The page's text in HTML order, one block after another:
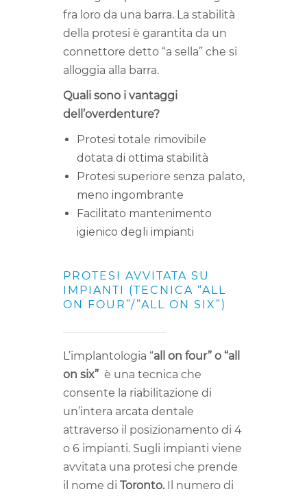
fra loro da una barra. La stabilità
della protesi è garantita da un
connettore detto “a sella” che si
alloggia alla barra.
Quali sono i vantaggi
dell’overdenture?
Protesi totale rimovibile
dotata di ottima stabilità
Protesi superiore senza palato,
meno ingombrante
Facilitato mantenimento
igienico degli impianti
PROTESI AVVITATA SU
IMPIANTI (TECNICA “ALL
ON FOUR”/”ALL ON SIX”)
L’implantologia “all on four” o “all
on six”è una tecnica che
consente la riabilitazione di
un’intera arcata dentale
attraverso il posizionamento di 4
o 6 impianti. Sugli impianti viene
avvitata una protesi che prende
il nome di Toronto. Il numero di